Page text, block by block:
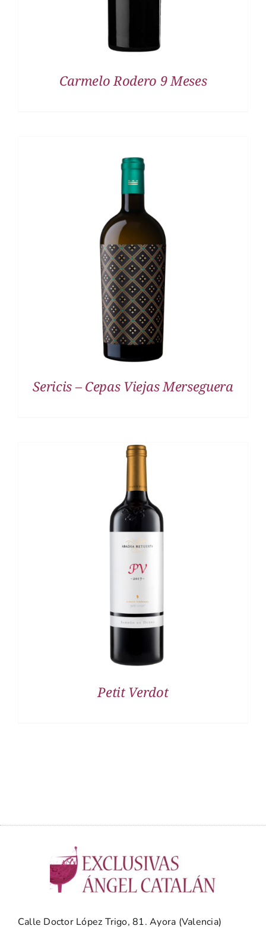
Carmelo Rodero 9 Meses
DETALLES
Sericis – Cepas Viejas Merseguera
Petit Verdot
Calle Doctor López Trigo, 81. Ayora (Valencia)